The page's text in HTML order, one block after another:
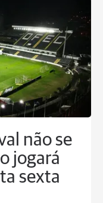
não se
jogará
sexta